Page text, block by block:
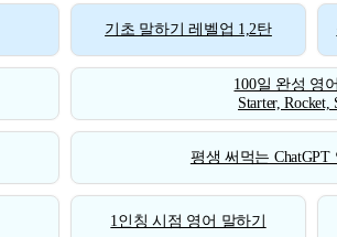
기초 말하기 레벨업 1,2탄
100일 완성 영
Starter,
평생 써먹는 ChatGPT
1인칭 시점 영어 말하기